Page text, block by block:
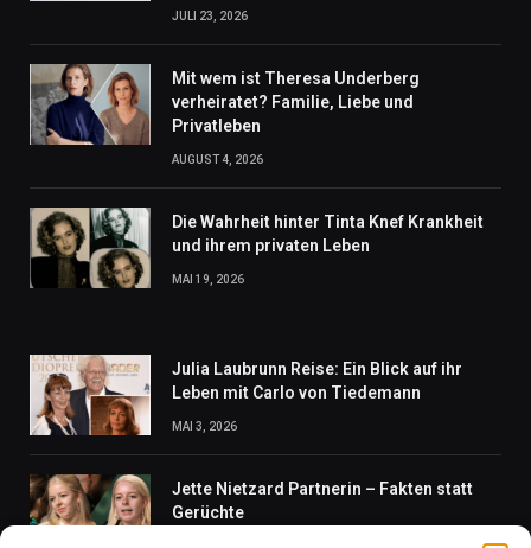
JULI 23, 2026
Mit wem ist Theresa Underberg
verheiratet? Familie, Liebe und
Privatleben
AUGUST 4, 2026
Die Wahrheit hinter Tinta Knef Krankheit
und ihrem privaten Leben
MAI 19, 2026
Julia Laubrunn Reise: Ein Blick auf ihr
Leben mit Carlo von Tiedemann
MAI 3, 2026
Jette Nietzard Partnerin – Fakten statt
Gerüchte